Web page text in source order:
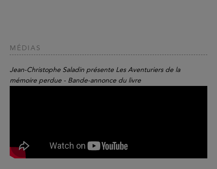
MÉDIAS
Jean-Christophe Saladin présente Les Aventuriers de la
mémoire perdue - Bande-annonce du livre